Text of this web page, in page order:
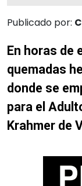
Publicado por:
En horas de
quemadas
donde se
para el
Krahmer de